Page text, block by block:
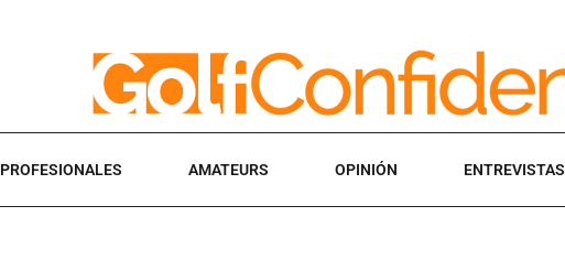
PROFESIONALES AMATEURS OPINIÓN ENTREVISTAS